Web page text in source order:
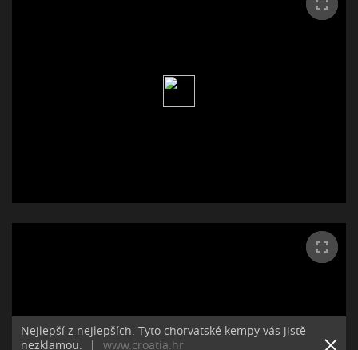
Nejlepší z nejlepších. Tyto chorvatské kempy vás jistě
nezklamou.
| www.croatia.hr